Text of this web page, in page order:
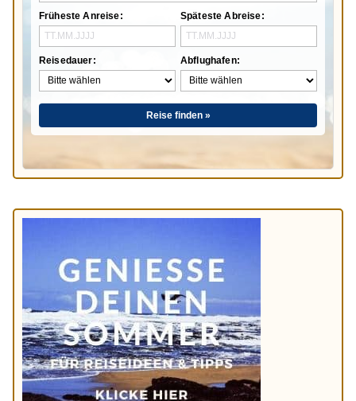
Früheste Anreise:
Reisedauer:
Späteste Abreise:
Abflughafen:
Reise finden »